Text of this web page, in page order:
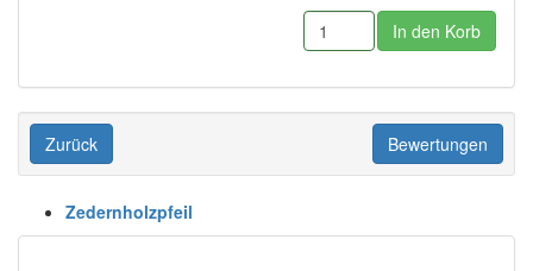
Zurück Bewertungen
Zedernholzpfeil